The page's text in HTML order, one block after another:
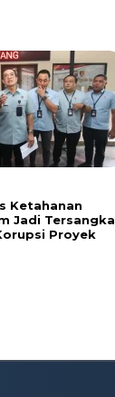
Ketahanan
Jadi Tersangka
Proyek